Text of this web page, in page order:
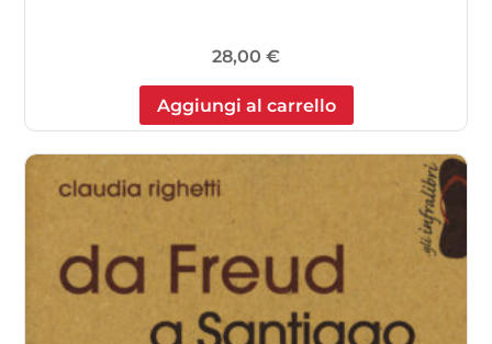
28,00 €
Aggiungi al carrello